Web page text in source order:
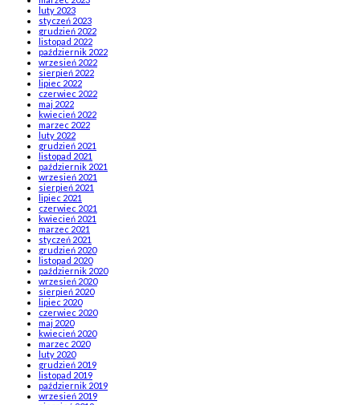
luty 2023
styczeń 2023
grudzień 2022
listopad 2022
październik 2022
wrzesień 2022
sierpień 2022
lipiec 2022
czerwiec 2022
maj 2022
kwiecień 2022
marzec 2022
luty 2022
grudzień 2021
listopad 2021
październik 2021
wrzesień 2021
sierpień 2021
lipiec 2021
czerwiec 2021
kwiecień 2021
marzec 2021
styczeń 2021
grudzień 2020
listopad 2020
październik 2020
wrzesień 2020
sierpień 2020
lipiec 2020
czerwiec 2020
maj 2020
kwiecień 2020
marzec 2020
luty 2020
grudzień 2019
listopad 2019
październik 2019
wrzesień 2019